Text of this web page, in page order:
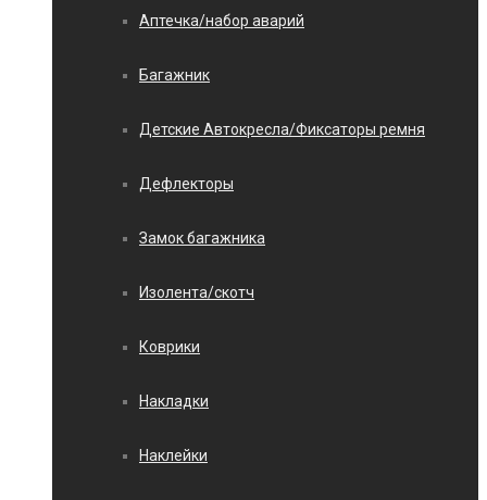
Аптечка/набор аварий
Багажник
Детские Автокресла/Фиксаторы ремня
Дефлекторы
Замок багажника
Изолента/скотч
Коврики
Накладки
Наклейки